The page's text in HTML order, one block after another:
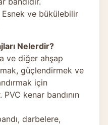
Esnek ve bükülebilir
Nelerdir?
ve diğer ahşap
güçlendirmek ve
için
kenar bandının
darbelere,